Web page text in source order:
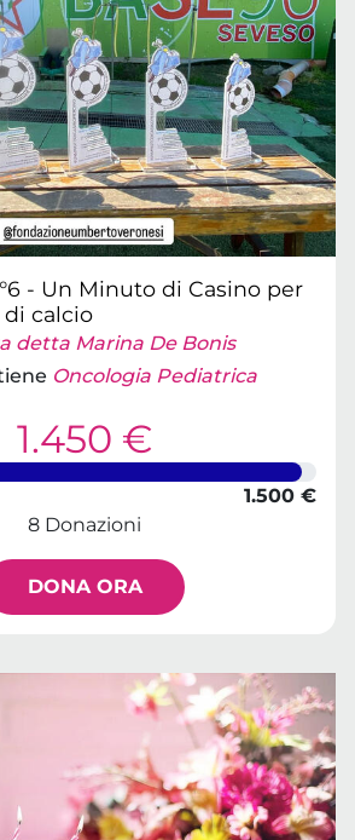
- Un Minuto di Casino per
di calcio
detta Marina De Bonis
Oncologia Pediatrica
1.450 €
1.500 €
8 Donazioni
DONA ORA